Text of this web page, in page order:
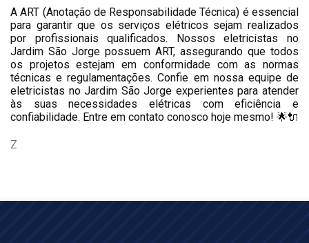
A ART (Anotação de Responsabilidade Técnica) é essencial
para garantir que os serviços elétricos sejam realizados
por profissionais qualificados. Nossos eletricistas no
Jardim São Jorge possuem ART, assegurando que todos
os projetos estejam em conformidade com as normas
técnicas e regulamentações. Confie em nossa equipe de
eletricistas no Jardim São Jorge experientes para atender
às suas necessidades elétricas com eficiência e
confiabilidade. Entre em contato conosco hoje mesmo! 🌟🔌
Z